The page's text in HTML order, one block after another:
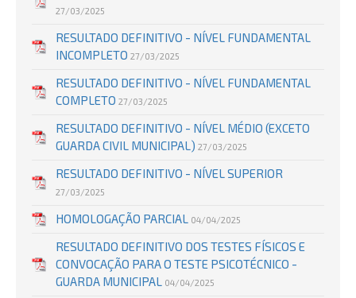
27/03/2025
RESULTADO DEFINITIVO - NÍVEL FUNDAMENTAL
INCOMPLETO 27/03/2025
RESULTADO DEFINITIVO - NÍVEL FUNDAMENTAL
COMPLETO 27/03/2025
RESULTADO DEFINITIVO - NÍVEL MÉDIO (EXCETO
GUARDA CIVIL MUNICIPAL) 27/03/2025
RESULTADO DEFINITIVO - NÍVEL SUPERIOR
27/03/2025
HOMOLOGAÇÃO PARCIAL 04/04/2025
RESULTADO DEFINITIVO DOS TESTES FÍSICOS E
CONVOCAÇÃO PARA O TESTE PSICOTÉCNICO -
GUARDA MUNICIPAL 04/04/2025